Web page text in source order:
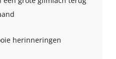
herinneringen